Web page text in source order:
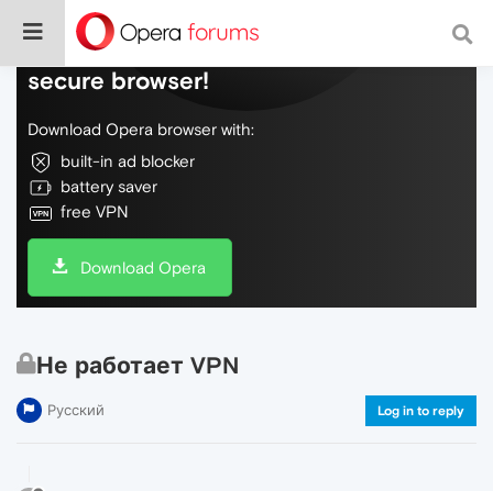
Do more on the web, with a fast and
secure browser!
Download Opera browser with:
built-in ad blocker
battery saver
free VPN
Download Opera
Не работает VPN
Русский Log in to reply